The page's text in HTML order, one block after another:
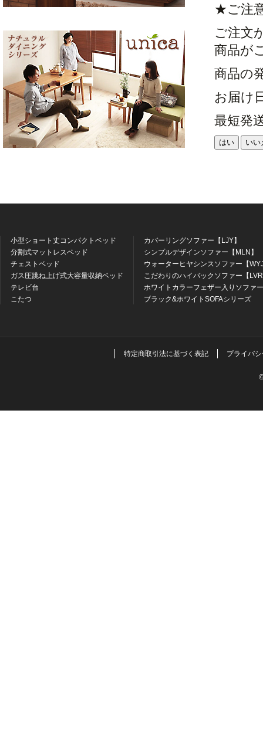
★ご注
ご注文
商品が
商品の
お届け
最短発
はい いい
小型ショート丈コンパクトベッド
分割式マットレスベッド
チェストベッド
ガス圧跳ね上げ式大容量収納ベッド
テレビ台
こたつ
カバーリングソファー【LJY】
シンプルデザインソファー【MLN】
ウォーターヒヤシンスソファー【
こだわりのハイバックソファー【
ホワイトカラーフェザー入りソファ
ブラック&ホワイトSOFAシリーズ
特定商取引法に基づく表記 プライバ